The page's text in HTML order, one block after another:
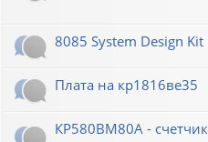
8085 System Design Kit
Плата на кр1816ве35
КР580ВМ80А - счетчик